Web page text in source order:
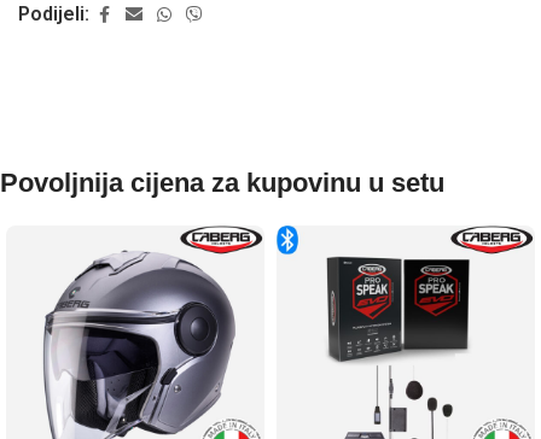
Podijeli:
Povoljnija cijena za kupovinu u setu